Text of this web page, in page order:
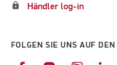
lock Händler log-in
FOLGEN SIE UNS AUF